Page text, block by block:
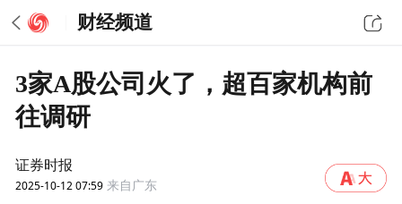
财经频道
3家A股公司火了，超百家机构前
往调研
证券时报
2025-10-12 07:59 来自广东